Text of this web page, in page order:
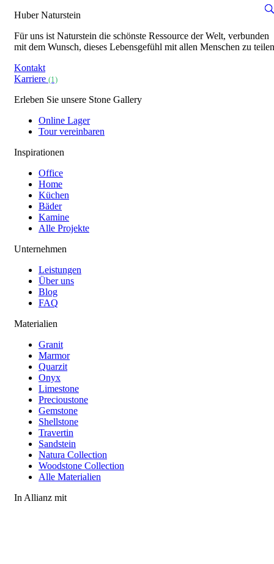
Huber Naturstein
Für uns ist Naturstein die schönste Ressource der Welt, verbunden
mit dem Wunsch, dieses Lebensgefühl mit allen Menschen zu
Kontakt
Karriere (1)
Erleben Sie unsere Stone Gallery
Online Lager
Tour vereinbaren
Inspirationen
Office
Home
Küchen
Bäder
Kamine
Alle Projekte
Unternehmen
Leistungen
Über uns
Blog
FAQ
Materialien
Granit
Marmor
Quarzit
Onyx
Limestone
Precioustone
Gemstone
Shellstone
Travertin
Sandstein
Natura Collection
Woodstone Collection
Alle Materialien
In Allianz mit